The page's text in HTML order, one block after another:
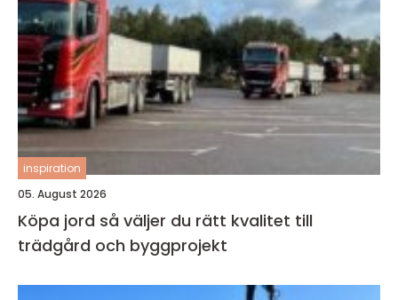
inspiration
05. August 2026
Köpa jord så väljer du rätt kvalitet till
trädgård och byggprojekt